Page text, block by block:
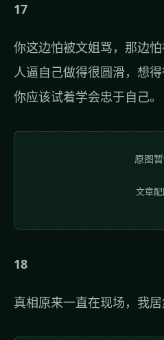
17
你这边怕被文姐骂，那边
人逼自己做得很圆滑，想得
你应该试着学会忠于自己。
原图
文章
18
真相原来一直在现场，我居